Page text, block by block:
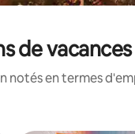
de
notés en termes